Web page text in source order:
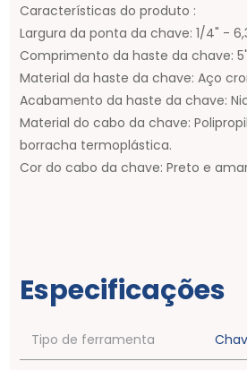
Características do produto :
Largura da ponta da chave: 1/4" -
Comprimento da haste da chave:
Material da haste da chave: Aço
Acabamento da haste da chave:
Material do cabo da chave:
borracha termoplástica.
Cor do cabo da chave: Preto e
Especificações
Tipo de ferramenta